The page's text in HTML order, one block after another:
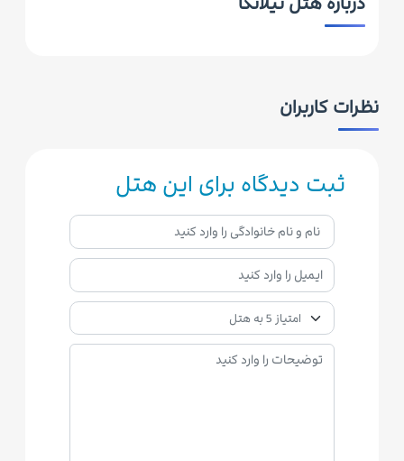
نظرات کاربران
ثبت دیدگاه برای این هتل